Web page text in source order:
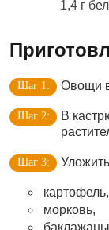
1,4 г
Овощи
В
картофель,
морковь,